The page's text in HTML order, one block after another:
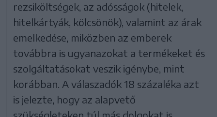
rezsiköltségek, az adósságok (hitelek,
hitelkártyák, kölcsönök), valamint az árak
emelkedése, miközben az emberek
továbbra is ugyanazokat a termékeket és
szolgáltatásokat veszik igénybe, mint
korábban. A válaszadók 18 százaléka azt
is jelezte, hogy az alapvető